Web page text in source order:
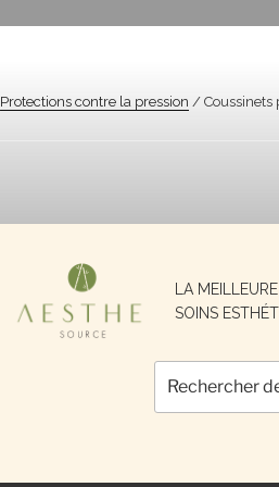
Protections contre la pression / Coussinets
LA
SOINS
pour :